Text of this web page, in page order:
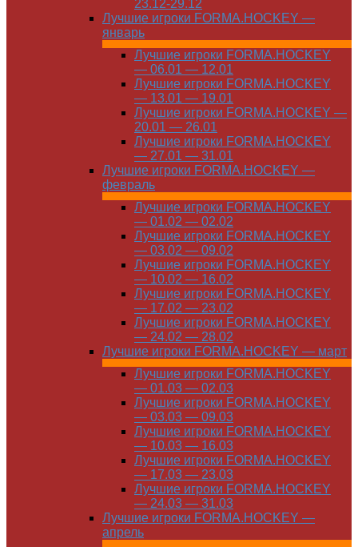
23.12-29.12
Лучшие игроки FORMA.HOCKEY —
январь
Лучшие игроки FORMA.HOCKEY
— 06.01 — 12.01
Лучшие игроки FORMA.HOCKEY
— 13.01 — 19.01
Лучшие игроки FORMA.HOCKEY —
20.01 — 26.01
Лучшие игроки FORMA.HOCKEY
— 27.01 — 31.01
Лучшие игроки FORMA.HOCKEY —
февраль
Лучшие игроки FORMA.HOCKEY
— 01.02 — 02.02
Лучшие игроки FORMA.HOCKEY
— 03.02 — 09.02
Лучшие игроки FORMA.HOCKEY
— 10.02 — 16.02
Лучшие игроки FORMA.HOCKEY
— 17.02 — 23.02
Лучшие игроки FORMA.HOCKEY
— 24.02 — 28.02
Лучшие игроки FORMA.HOCKEY — март
Лучшие игроки FORMA.HOCKEY
— 01.03 — 02.03
Лучшие игроки FORMA.HOCKEY
— 03.03 — 09.03
Лучшие игроки FORMA.HOCKEY
— 10.03 — 16.03
Лучшие игроки FORMA.HOCKEY
— 17.03 — 23.03
Лучшие игроки FORMA.HOCKEY
— 24.03 — 31.03
Лучшие игроки FORMA.HOCKEY —
апрель